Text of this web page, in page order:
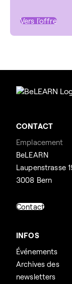
Vers l'offre
CONTACT
Emplacement
BeLEARN
Laupenstrasse
3008 Bern
Contact
INFOS
Événements
Archives des
newsletters